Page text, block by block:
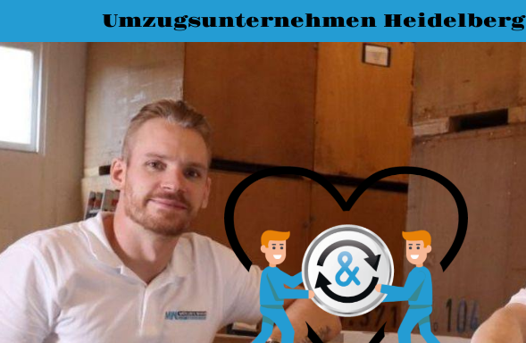
Umzugsunternehmen Heidelberg